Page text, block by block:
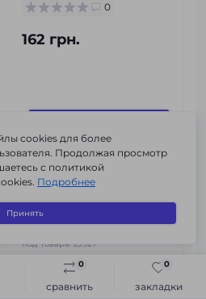
сравнить
0
закладки
0
В корзину
0
162 грн.
Дозатор для жидкого
мыла подвесной Solone
z3927
Код товара: z3927
cookies для более
Продолжая просмотр
с политикой
Подробнее
Принять